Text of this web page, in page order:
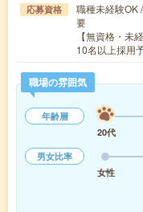
応募資格
職種未経験OK
要
【無資格・未
10名以上採用
職場の雰囲気
年齢層
20代
男女比率
女性